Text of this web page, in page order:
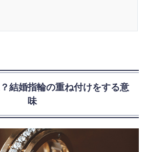
結婚指輪の重ね付けをする意
味